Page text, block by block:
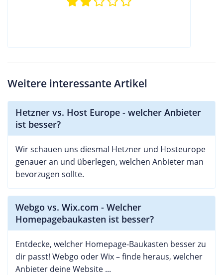
Weitere interessante Artikel
Hetzner vs. Host Europe - welcher Anbieter
ist besser?
Wir schauen uns diesmal Hetzner und Hosteurope
genauer an und überlegen, welchen Anbieter man
bevorzugen sollte.
Webgo vs. Wix.com - Welcher
Homepagebaukasten ist besser?
Entdecke, welcher Homepage-Baukasten besser zu
dir passt! Webgo oder Wix – finde heraus, welcher
Anbieter deine Website ...